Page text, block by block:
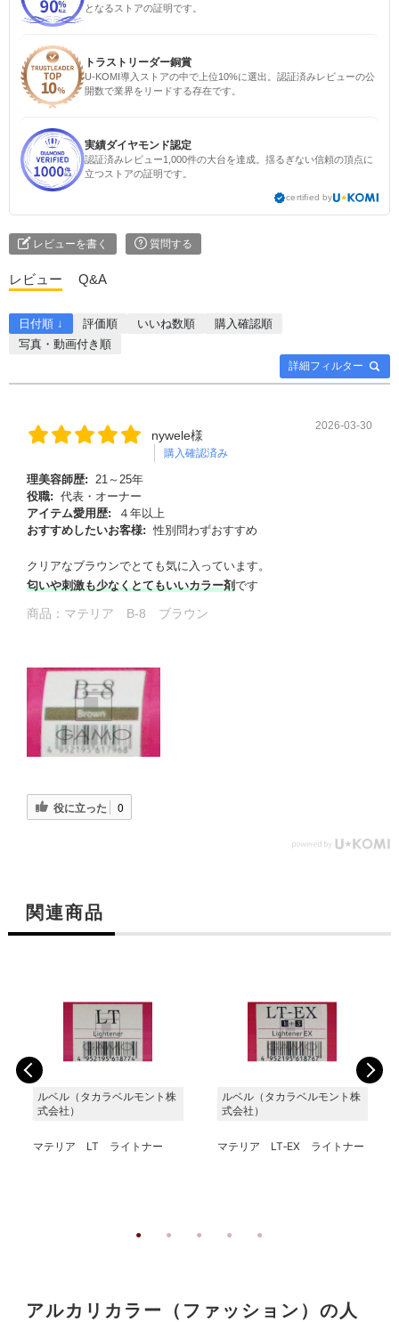
となるストアの証明です。
トラストリーダー銅賞
U-KOMI導入ストアの中で上位10%に選出。認証済みレビューの公
開数で業界をリードする存在です。
実績ダイヤモンド認定
認証済みレビュー1,000件の大台を達成。揺るぎない信頼の頂点に
立つストアの証明です。
certified by
レビューを書く 質問する
レビュー Q&A
詳細フィルター
日付順 ↓ 評価順 いいね数順
購入確認順
写真・動画付き順
nywele様
購入確認済み
2026-03-30
理美容師歴: 21～25年
役職: 代表・オーナー
アイテム愛用歴:
４年以上
おすすめしたいお客様: 性別問わずおすすめ
クリアなブラウンでとても気に入っています。
匂いや刺激も少なくとてもいいカラー剤です
商品： マテリア B-8 ブラウン
役に立った 0
関連商品
ルベル（タカラベルモント株
式会社）
マテリア LT ライトナー
ルベル（タカラベルモント株
式会社）
マテリア LT‐EX ライトナー
アルカリカラー（ファッション）の人